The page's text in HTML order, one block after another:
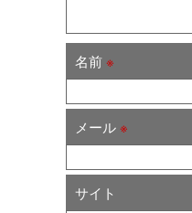
名前※
メール※
サイト